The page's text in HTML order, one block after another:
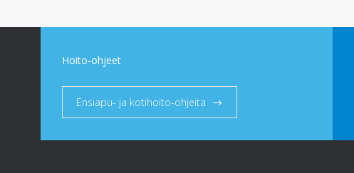
Hoito-ohjeet
Ensiapu- ja kotihoito-ohjeita